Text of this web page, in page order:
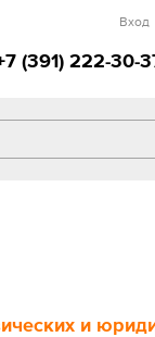
(391) 222-30-
Вход
и